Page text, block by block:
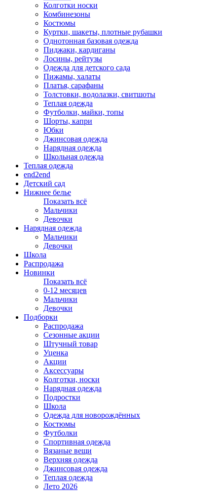
Колготки носки
Комбинезоны
Костюмы
Куртки, шакеты, плотные рубашки
Однотонная базовая одежда
Пиджаки, кардиганы
Лосины, рейтузы
Одежда для детского сада
Пижамы, халаты
Платья, сарафаны
Толстовки, водолазки, свитшоты
Теплая одежда
Футболки, майки, топы
Шорты, капри
Юбки
Джинсовая одежда
Нарядная одежда
Школьная одежда
Теплая одежда
end2end
Детский сад
Нижнее белье
Показать всё
Мальчики
Девочки
Нарядная одежда
Мальчики
Девочки
Школа
Распродажа
Новинки
Показать всё
0-12 месяцев
Мальчики
Девочки
Подборки
Распродажа
Сезонные акции
Штучный товар
Уценка
Акции
Аксессуары
Колготки, носки
Нарядная одежда
Подростки
Школа
Одежда для новорождённых
Костюмы
Футболки
Спортивная одежда
Вязаные вещи
Верхняя одежда
Джинсовая одежда
Теплая одежда
Лето 2026